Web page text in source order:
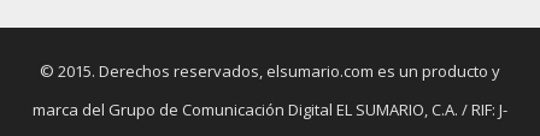
© 2015. Derechos reservados, elsumario.com es un producto y
marca del Grupo de Comunicación Digital EL SUMARIO, C.A. / RIF: J-